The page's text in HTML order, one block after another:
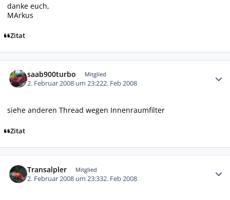
danke euch,
MArkus
Zitat
saab900turbo Mitglied
2. Februar 2008 um 23:222. Feb 2008
siehe anderen Thread wegen Innenraumfilter
Zitat
Transalpler Mitglied
2. Februar 2008 um 23:332. Feb 2008